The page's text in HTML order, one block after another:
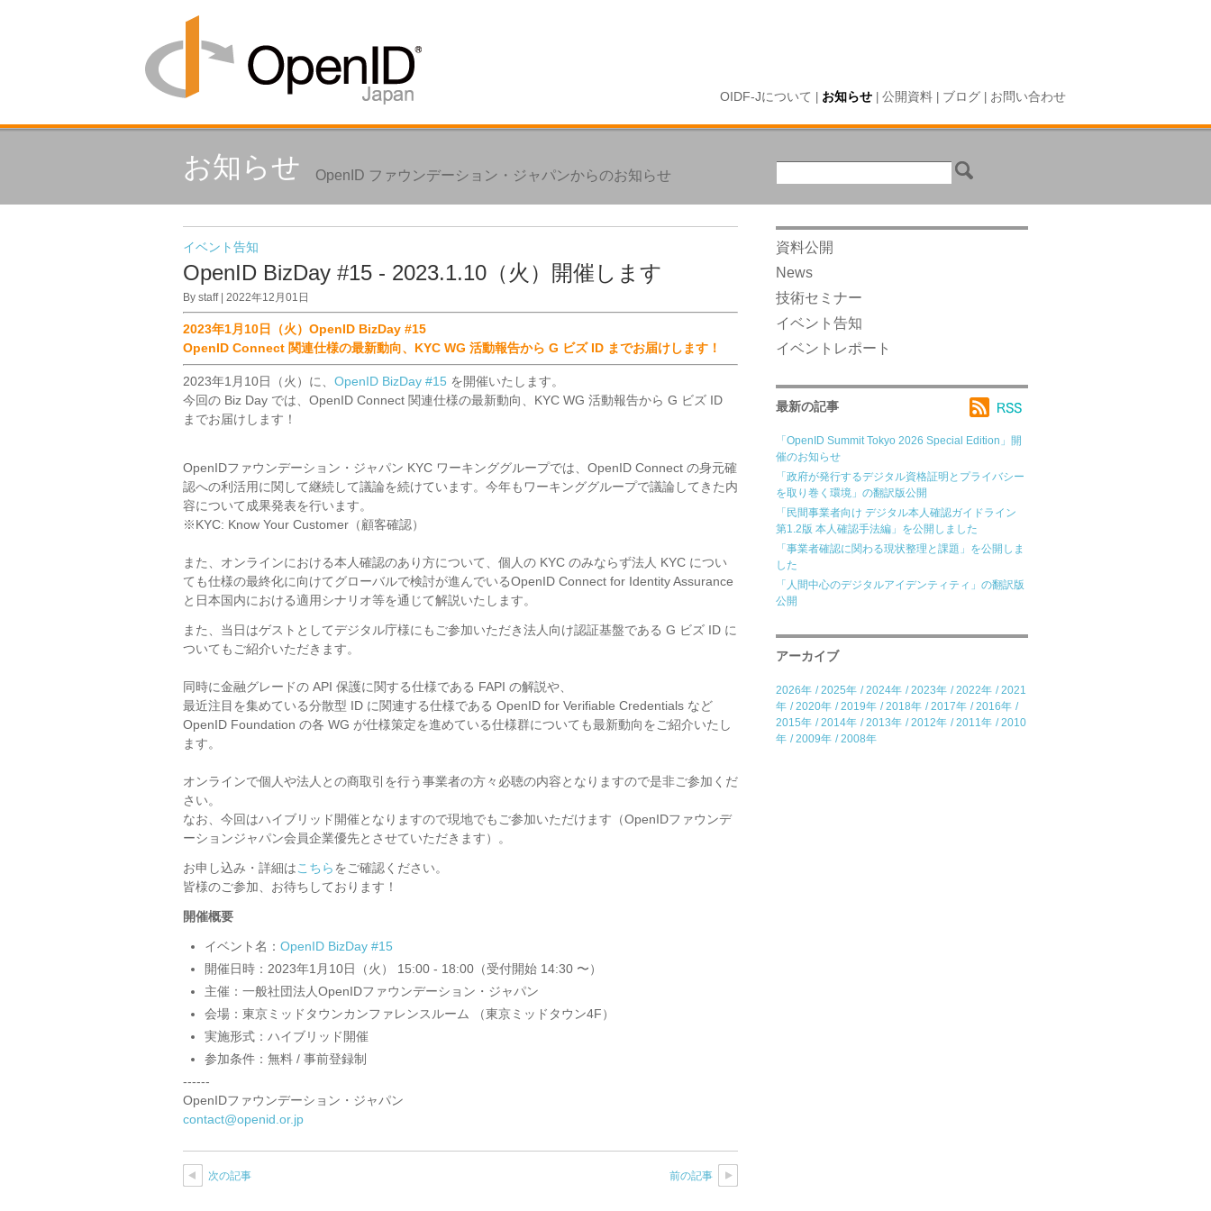
OIDF-Jについて お知らせ 公開資料 ブログ お問い合わせ
お知らせ OpenID ファウンデーション・ジャパンからのお知らせ
イベント告知
OpenID BizDay #15 - 2023.1.10（火）開催します
By staff | 2022年12月01日
2023年1月10日（火）OpenID BizDay #15
OpenID Connect 関連仕様の最新動向、KYC WG 活動報告から G ビズ ID までお届けします！
2023年1月10日（火）に、 OpenID BizDay #15 を開催いたします。
今回の Biz Day では、 OpenID Connect 関連仕様の最新動向、KYC WG 活動報告から G ビズ ID
までお届けします！
OpenIDファウンデーション・ジャパン KYC ワーキンググループでは、 OpenID Connect の身元確
認への利活用に関して継続して議論を続けています。今年もワーキンググループで議論してきた内
容について成果発表を行います。
※KYC: Know Your Customer（顧客確認）
また、オンラインにおける本人確認のあり方について、個人の KYC のみならず法人 KYC につい
ても仕様の最終化に向けてグローバルで検討が進んでいるOpenID Connect for Identity Assurance
と日本国内における適用シナリオ等を通じて解説いたします。
また、 当日はゲストとしてデジタル庁様にもご参加いただき法人向け認証基盤である G ビズ ID に
ついてもご紹介いただきます。
同時に金融グレードの API 保護に関する仕様である FAPI の解説や、
最近注目を集めている分散型 ID に関連する仕様である OpenID for Verifiable Credentials など
OpenID Foundation の各 WG が仕様策定を進めている仕様群についても最新動向をご紹介いたし
ます。
オンラインで個人や法人との商取引を行う事業者の方々必聴の内容となりますので是非ご参加くだ
さい。
なお、 今回はハイブリッド開催となりますので現地でもご参加いただけます（OpenIDファウンデ
ーションジャパン会員企業優先とさせていただきます）。
お申し込み・詳細はこちらをご確認ください。
皆様のご参加、お待ちしております！
開催概要
イベント名： OpenID BizDay #15
開催日時：2023年1月10日（火） 15:00 - 18:00（受付開始 14:30 〜）
主催：一般社団法人OpenIDファウンデーション・ジャパン
会場：東京ミッドタウンカンファレンスルーム （東京ミッドタウン4F）
実施形式：ハイブリッド開催
参加条件：無料 / 事前登録制
------
OpenIDファウンデーション・ジャパン
contact@openid.or.jp
次の記事 前の記事
資料公開
News
技術セミナー
イベント告知
イベントレポート
最新の記事
「OpenID Summit Tokyo 2026 Special Edition」開
催のお知らせ
「政府が発行するデジタル資格証明とプライバシー
を取り巻く環境」の翻訳版公開
「民間事業者向け デジタル本人確認ガイドライン
第1.2版 本人確認手法編」を公開しました
「事業者確認に関わる現状整理と課題」を公開しま
した
「人間中心のデジタルアイデンティティ」の翻訳版
公開
アーカイブ
2026年 /2025年 /2024年 /2023年 /2022年 /2021
年 /2020年 /2019年 /2018年 /2017年 /2016年 /
2015年 /2014年 /2013年 /2012年 /2011年 /2010
年 /2009年 /2008年